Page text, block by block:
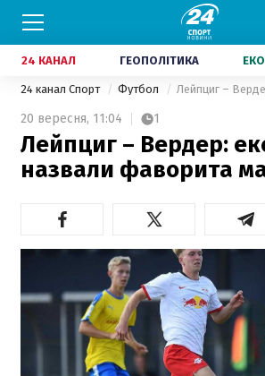
24 КАНАЛ ГЕОПОЛІТИКА
24 канал Спорт Футбол
20 вересня, 11:04 1
Лейпциг – Вердер:
назвали фаворита